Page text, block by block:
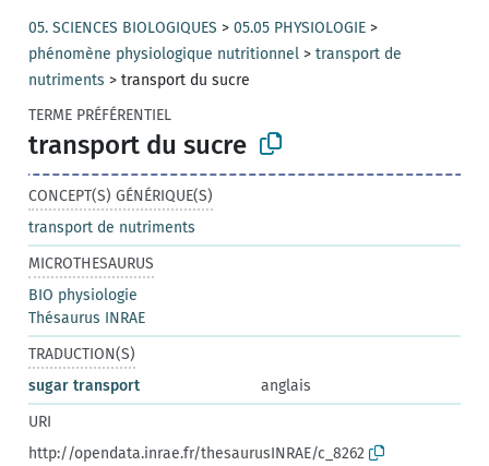
05. SCIENCES BIOLOGIQUES >05.05 PHYSIOLOGIE >
phénomène physiologique nutritionnel >transport de
nutriments >transport du sucre
TERME PRÉFÉRENTIEL
transport du sucre
CONCEPT(S) GÉNÉRIQUE(S)
transport de nutriments
MICROTHESAURUS
BIO physiologie
Thésaurus INRAE
TRADUCTION(S)
sugar transport
anglais
URI
http://opendata.inrae.fr/thesaurusINRAE/c_8262